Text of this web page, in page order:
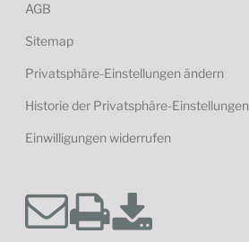
AGB
Sitemap
Privatsphäre-Einstellungen ändern
Historie der Privatsphäre-Einstellungen
Einwilligungen widerrufen